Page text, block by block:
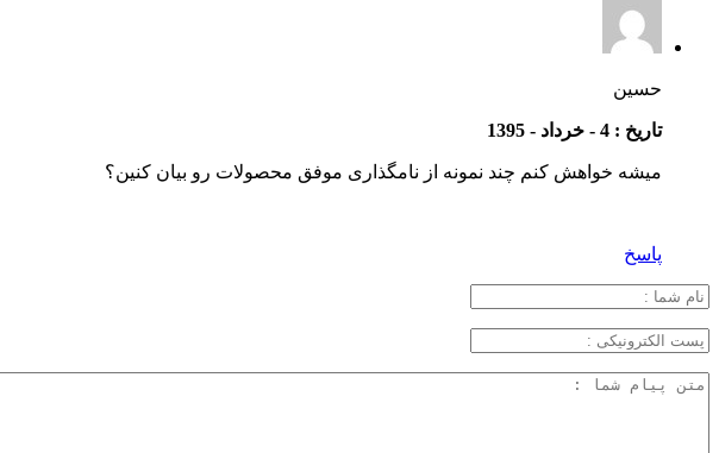
حسین
تاریخ : 4 - خرداد - 1395
میشه خواهش کنم چند نمونه از نامگذاری موفق محصولات رو بیان کنین؟
پاسخ